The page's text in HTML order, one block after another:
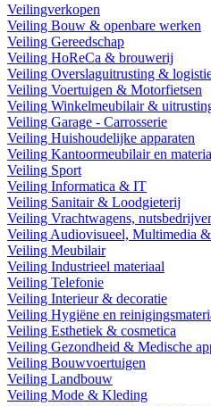
Veilingverkopen
Veiling Bouw & openbare werken
Veiling Gereedschap
Veiling HoReCa & brouwerij
Veiling Overslaguitrusting &
Veiling Voertuigen & Motorfietsen
Veiling Winkelmeubilair &
Veiling Garage - Carrosserie
Veiling Huishoudelijke apparaten
Veiling Kantoormeubilair en
Veiling Sport
Veiling Informatica & IT
Veiling Sanitair & Loodgieterij
Veiling Vrachtwagens,
Veiling Audiovisueel, Multimedia
Veiling Meubilair
Veiling Industrieel materiaal
Veiling Telefonie
Veiling Interieur & decoratie
Veiling Hygiëne en
Veiling Esthetiek & cosmetica
Veiling Gezondheid & Medische
Veiling Bouwvoertuigen
Veiling Landbouw
Veiling Mode & Kleding